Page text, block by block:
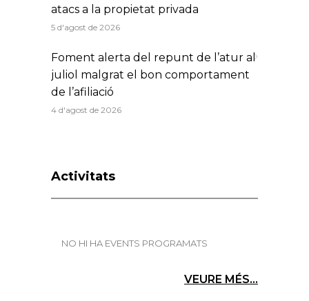
atacs a la propietat privada
5 d'agost de 2026
Foment alerta del repunt de l’atur al
juliol malgrat el bon comportament
de l’afiliació
4 d'agost de 2026
Activitats
NO HI HA EVENTS PROGRAMATS
VEURE MÉS...